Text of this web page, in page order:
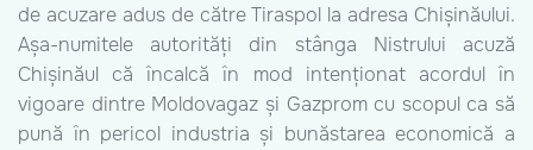
de acuzare adus de către Tiraspol la adresa Chișinăului.
Așa-numitele autorități din stânga Nistrului acuză
Chișinăul că încalcă în mod intenționat acordul în
vigoare dintre Moldovagaz și Gazprom cu scopul ca să
pună în pericol industria și bunăstarea economică a